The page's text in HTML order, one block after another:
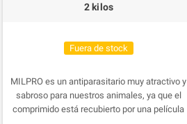
2 kilos
Fuera de stock
MILPRO es un antiparasitario muy atractivo y
sabroso para nuestros animales, ya que el
comprimido está recubierto por una película